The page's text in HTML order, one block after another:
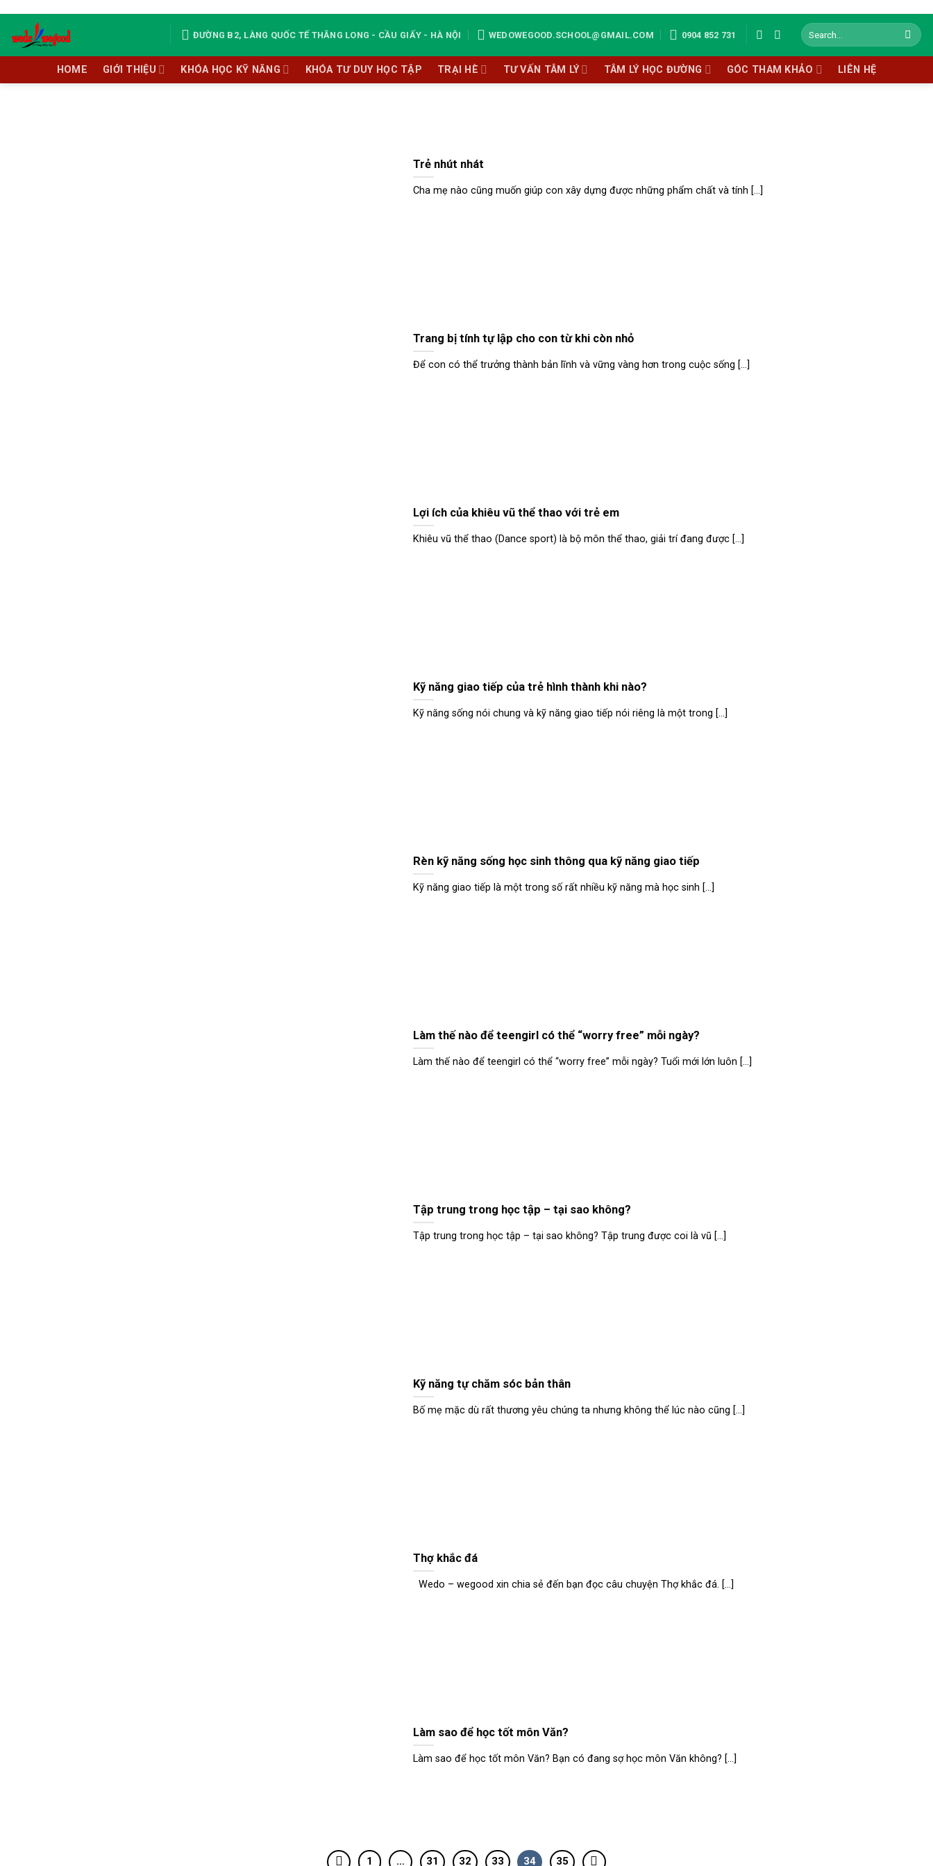
content
ĐƯỜNG B2, LÀNG QUỐC TẾ THĂNG LONG - CẦU GIẤY - HÀ NỘI WEDOWEGOOD.SCHOOL@GMAIL.COM 0904 852 731
HOME GIỚI THIỆU KHÓA HỌC KỸ NĂNG KHÓA TƯ DUY HỌC TẬP TRẠI HÈ TƯ VẤN TÂM LÝ TÂM LÝ HỌC ĐƯỜNG GÓC THAM KHẢO LIÊN HỆ
Trẻ nhút nhát
Cha mẹ nào cũng muốn giúp con xây dựng được những phẩm chất và tính [...]
Trang bị tính tự lập cho con từ khi còn nhỏ
Để con có thể trưởng thành bản lĩnh và vững vàng hơn trong cuộc sống [...]
Lợi ích của khiêu vũ thể thao với trẻ em
Khiêu vũ thể thao (Dance sport) là bộ môn thể thao, giải trí đang được [...]
Kỹ năng giao tiếp của trẻ hình thành khi nào?
Kỹ năng sống nói chung và kỹ năng giao tiếp nói riêng là một trong [...]
Rèn kỹ năng sống học sinh thông qua kỹ năng giao tiếp
Kỹ năng giao tiếp là một trong số rất nhiều kỹ năng mà học sinh [...]
Làm thế nào để teengirl có thể “worry free” mỗi ngày?
Làm thế nào để teengirl có thể “worry free” mỗi ngày? Tuổi mới lớn luôn [...]
Tập trung trong học tập – tại sao không?
Tập trung trong học tập – tại sao không? Tập trung được coi là vũ [...]
Kỹ năng tự chăm sóc bản thân
Bố mẹ mặc dù rất thương yêu chúng ta nhưng không thể lúc nào cũng [...]
Thợ khắc đá
Wedo – wegood xin chia sẻ đến bạn đọc câu chuyện Thợ khắc đá. [...]
Làm sao để học tốt môn Văn?
Làm sao để học tốt môn Văn? Bạn có đang sợ học môn Văn không? [...]
1 … 31 32 33 34 35